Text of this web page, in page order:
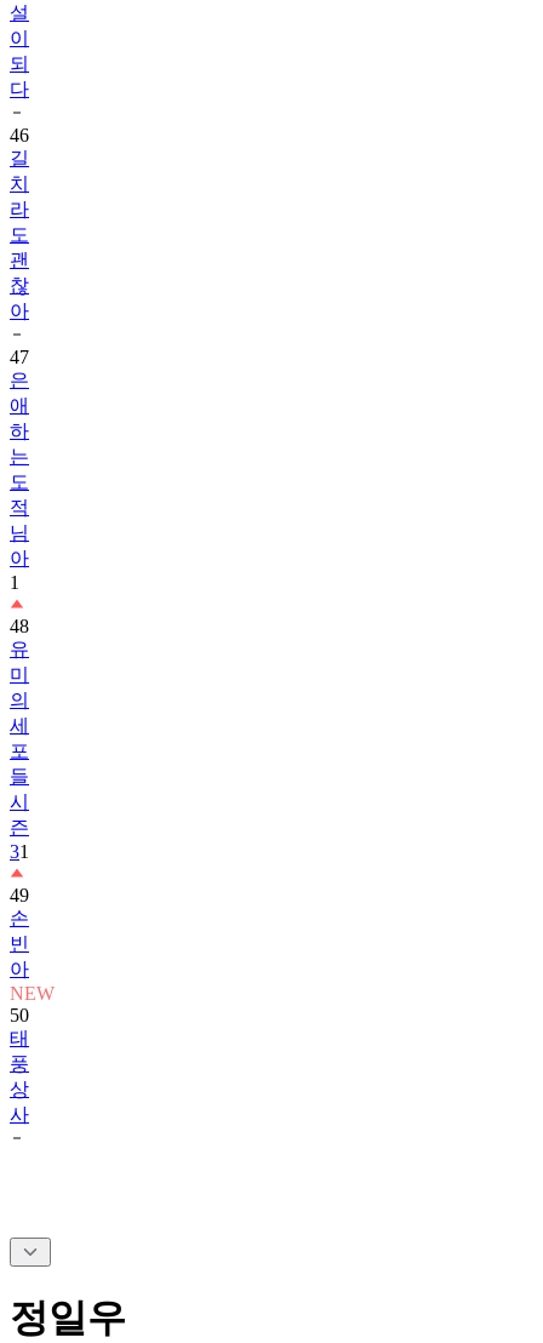
설
이
되
다
46
길
치
라
도
괜
찮
아
47
은
애
하
는
도
적
님
아
1
48
유
미
의
세
포
들
시
즌
31
49
손
빈
아
NEW
50
태
풍
상
사
정일우